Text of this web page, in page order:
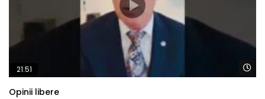
21:51
Opinii libere